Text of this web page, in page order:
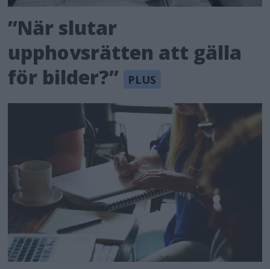
”När slutar
upphovsrätten att gälla
för bilder?”